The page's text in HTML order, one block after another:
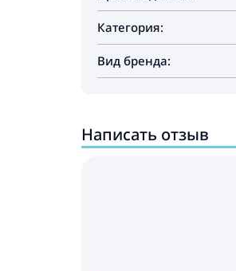
Категория:
Вид бренда:
Написать отзыв